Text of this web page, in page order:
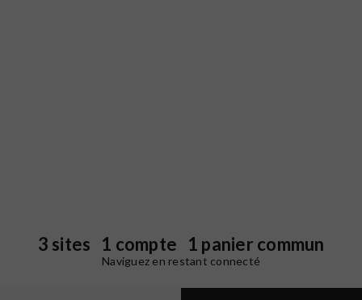
3 sites 1 compte 1 panier commun
Naviguez en restant connecté